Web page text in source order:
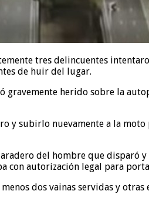
tres delincuentes
de huir del lugar.
gravemente herido sobre la
y subirlo nuevamente a la
del hombre que disparó y
autorización legal para
dos vainas servidas y